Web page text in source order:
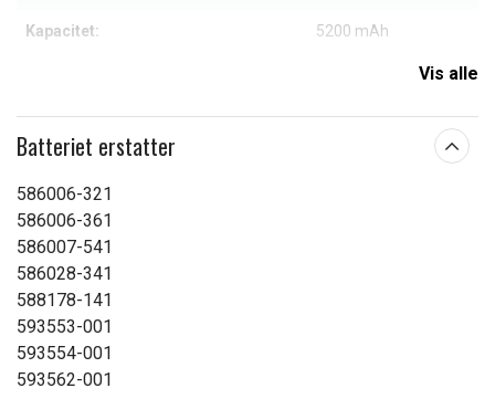
Kapacitet: 5200 mAh
Vis alle
Batteriet erstatter
586006-321
586006-361
586007-541
586028-341
588178-141
593553-001
593554-001
593562-001